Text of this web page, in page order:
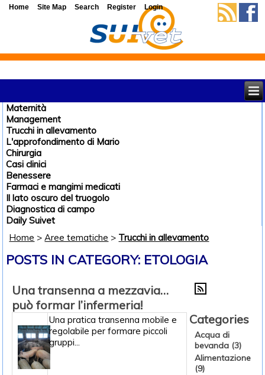
Maternità
Management
Trucchi in allevamento
L'approfondimento di Mario
Chirurgia
Casi clinici
Benessere
Farmaci e mangimi medicati
Il lato oscuro del truogolo
Diagnostica di campo
Daily Suivet
Home >Aree tematiche > Trucchi in allevamento
POSTS IN CATEGORY: ETOLOGIA
Una transenna a mezzavia…
può formar l’infermeria!
Una pratica transenna mobile e
regolabile per formare piccoli
gruppi...
Categories
Acqua di
bevanda (3)
Alimentazione
(9)
Home Site Map Search Register Login